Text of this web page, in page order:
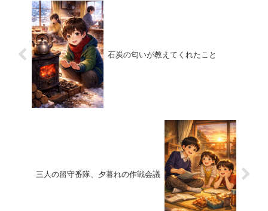
石炭の匂いが教えてくれたこと
三人の留守番隊、夕暮れの作戦会議